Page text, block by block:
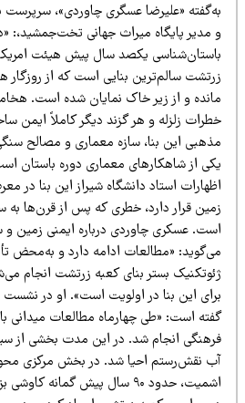
«علیرضا عسگری چاوردی»، سرپرست
مدیر پایگاه میراث جهانی تخت‌جمشید،: «در
یکصد سال پیش هیئت
سالم‌ترین بنایی است که از روزگار
و از زیر خاک نمایان شده است. هخامنشیان
زلزله و هر گزند دیگر کاملاً ایمن
این بنا، سازه معماری و مصالح سنگی
از شاهکارهای معماری دوره باستان است»
استاد دانشگاه شیراز این بنا در معرض
قرار دارد، خطری که پس از قرن‌ها به سراغ
عسکری چاوردی درباره ایمنی زمین و سطح
«مطالعات ادامه دارد و به‌محض تأمین
بستر بنای کعبه زرتشت انجام می‌شود
این بنا در اولویت است». او در نشست مشترک
است: «طی چهارماه مطالعات میدانی با
انجام شد. در این مدت بخشی از
نقش‌رستم احیا شد. در بخش مرکزی محوطه